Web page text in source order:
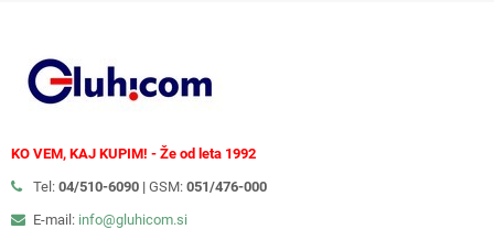
KO VEM, KAJ KUPIM! - Že od leta 1992
Tel: 04/510-6090 | GSM: 051/476-000
E-mail: info@gluhicom.si